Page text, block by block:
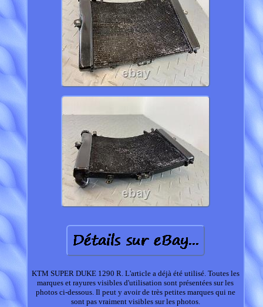
KTM SUPER DUKE 1290 R. L'article a déjà été utilisé. Toutes les
marques et rayures visibles d'utilisation sont présentées sur les
photos ci-dessous. Il peut y avoir de très petites marques qui ne
sont pas vraiment visibles sur les photos.